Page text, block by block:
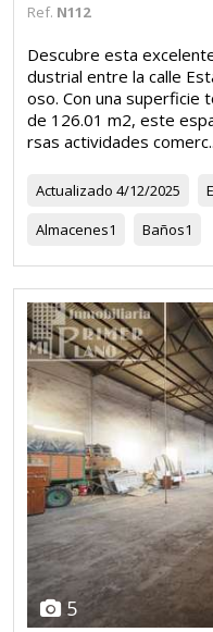
Ref. N112
Descubre esta
dustrial entre la calle
oso. Con una superficie
de 126.01 m2, este
rsas actividades
Actualizado 4/12/2025
Almacenes1 Baños1
5